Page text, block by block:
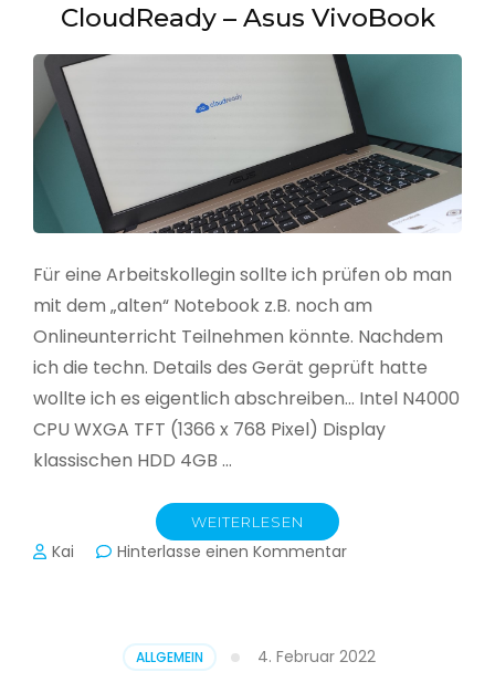
CloudReady – Asus VivoBook
Für eine Arbeitskollegin sollte ich prüfen ob man
mit dem „alten“ Notebook z.B. noch am
Onlineunterricht Teilnehmen könnte. Nachdem
ich die techn. Details des Gerät geprüft hatte
wollte ich es eigentlich abschreiben… Intel N4000
CPU WXGA TFT (1366 x 768 Pixel) Display
klassischen HDD 4GB …
WEITERLESEN
Kai Hinterlasse einen Kommentarzu
ALLGEMEIN 4. Februar 2022